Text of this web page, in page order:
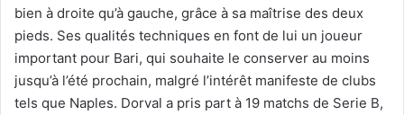
bien à droite qu’à gauche, grâce à sa maîtrise des deux
pieds. Ses qualités techniques en font de lui un joueur
important pour Bari, qui souhaite le conserver au moins
jusqu’à l’été prochain, malgré l’intérêt manifeste de clubs
tels que Naples. Dorval a pris part à 19 matchs de Serie B,